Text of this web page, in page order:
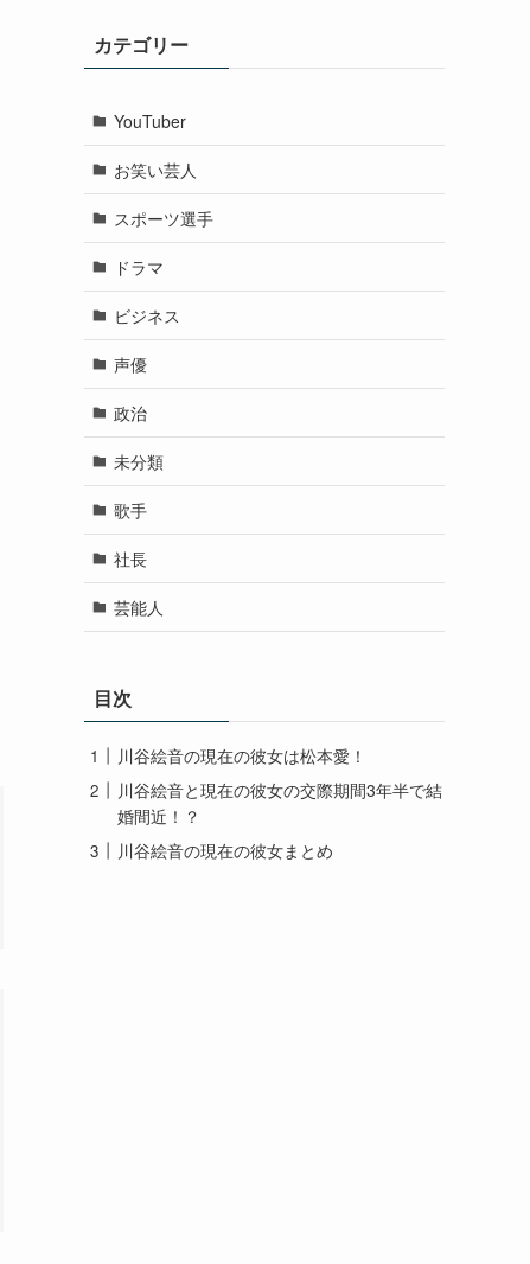
カテゴリー
YouTuber
お笑い芸人
スポーツ選手
ドラマ
ビジネス
声優
政治
未分類
歌手
社長
芸能人
目次
川谷絵音の現在の彼女は松本愛！
川谷絵音と現在の彼女の交際期間3年半で結
婚間近！？
川谷絵音の現在の彼女まとめ